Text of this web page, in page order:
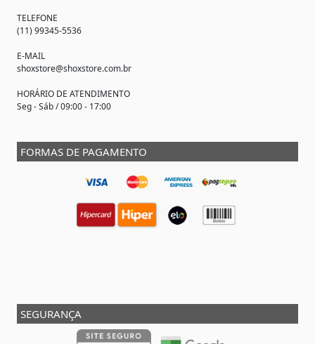
TELEFONE
(11) 99345-5536
E-MAIL
shoxstore@shoxstore.com.br
HORÁRIO DE ATENDIMENTO
Seg - Sáb / 09:00 - 17:00
FORMAS DE PAGAMENTO
SEGURANÇA